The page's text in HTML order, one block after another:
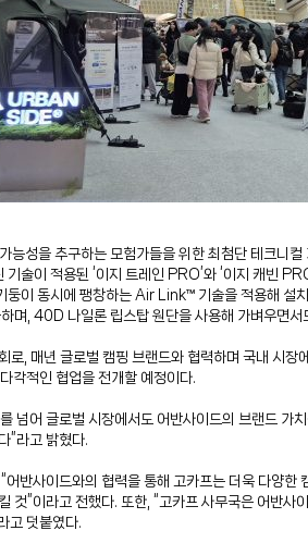
을 추구하는 모험가들을 위한 최첨단 테크니컬
술이 적용된 ‘이지 트레인 PRO’와 ‘이지 캐빈
둥이 동시에 팽창하는 Air Link™ 기술을 적용해
며, 40D 나일론 립스탑 원단을 사용해 가벼우면서
로, 매년 글로벌 캠핑 브랜드와 협력하며 국내 시
각적인 협업을 전개할 예정이다.
넘어 글로벌 시장에서도 어반사이드의 브랜드 가
”라고 밝혔다.
반사이드와의 협력을 통해 고카프는 더욱 다양
것”이라고 전했다. 또한, “고카프 사무국은 어반
고 덧붙였다.